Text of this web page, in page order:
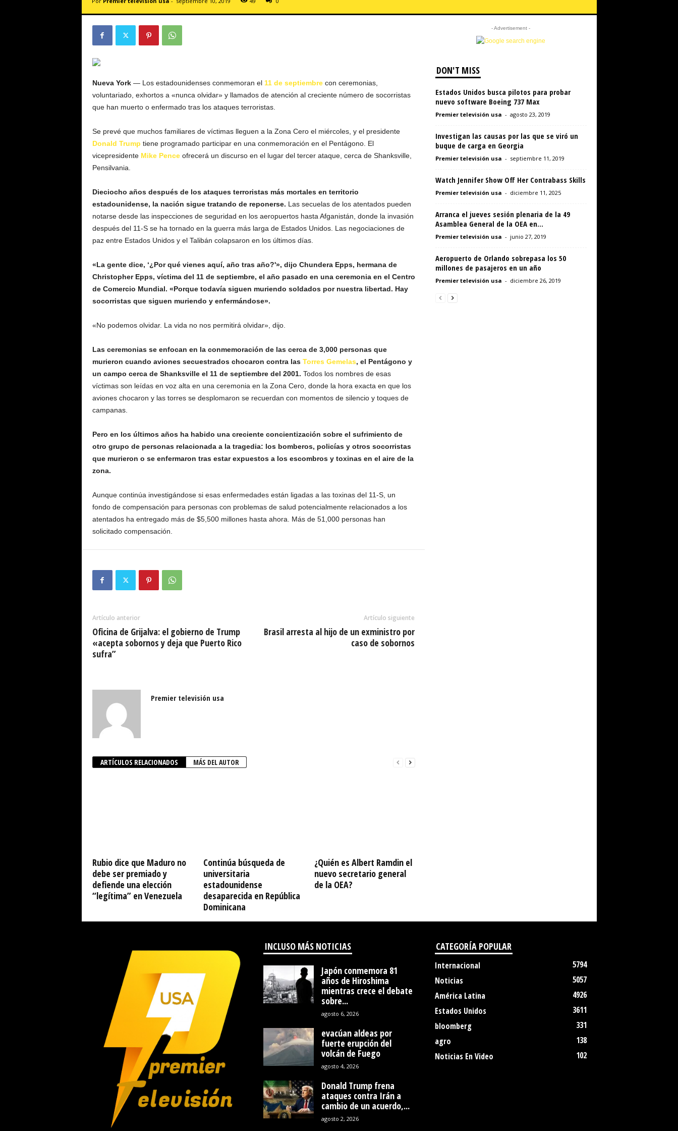
Nueva York— Los estadounidenses conmemoran el 11 de septiembrecon ceremonias,
voluntariado, exhortos a «nunca olvidar» y llamados de atención al creciente número de socorristas
que han muerto o enfermado tras los ataques terroristas.
Se prevé que muchos familiares de víctimas lleguen a la Zona Cero el miércoles, y el presidente
Donald Trump tiene programado participar en una conmemoración en el Pentágono. El
vicepresidente Mike Penceofrecerá un discurso en el lugar del tercer ataque, cerca de Shanksville,
Pensilvania.
Dieciocho años después de los ataques terroristas más mortales en territorio
estadounidense, la nación sigue tratando de reponerse. Las secuelas de los atentados pueden
notarse desde las inspecciones de seguridad en los aeropuertos hasta Afganistán, donde la invasión
después del 11-S se ha tornado en la guerra más larga de Estados Unidos. Las negociaciones de
paz entre Estados Unidos y el Talibán colapsaron en los últimos días.
«La gente dice, ‘¿Por qué vienes aquí, año tras año?'», dijo Chundera Epps, hermana de
Christopher Epps, víctima del 11 de septiembre, el año pasado en una ceremonia en el Centro
de Comercio Mundial. «Porque todavía siguen muriendo soldados por nuestra libertad. Hay
socorristas que siguen muriendo y enfermándose».
«No podemos olvidar. La vida no nos permitirá olvidar», dijo.
Las ceremonias se enfocan en la conmemoración de las cerca de 3,000 personas que
murieron cuando aviones secuestrados chocaron contra las Torres Gemelas, el Pentágono y
un campo cerca de Shanksville el 11 de septiembre del 2001. Todos los nombres de esas
víctimas son leídas en voz alta en una ceremonia en la Zona Cero, donde la hora exacta en que los
aviones chocaron y las torres se desplomaron se recuerdan con momentos de silencio y toques de
campanas.
Pero en los últimos años ha habido una creciente concientización sobre el sufrimiento de
otro grupo de personas relacionada a la tragedia: los bomberos, policías y otros socorristas
que murieron o se enfermaron tras estar expuestos a los escombros y toxinas en el aire de la
zona.
Aunque continúa investigándose si esas enfermedades están ligadas a las toxinas del 11-S, un
fondo de compensación para personas con problemas de salud potencialmente relacionados a los
atentados ha entregado más de $5,500 millones hasta ahora. Más de 51,000 personas han
solicitado compensación.
Artículo anterior
Oficina de Grijalva: el gobierno de Trump
«acepta sobornos y deja que Puerto Rico
sufra”
Artículo siguiente
Brasil arresta al hijo de un exministro por
caso de sobornos
Premier televisión usa
ARTÍCULOS RELACIONADOS MÁS DEL AUTOR
Rubio dice que Maduro no
debe ser premiado y
defiende una elección
“legítima” en Venezuela
Continúa búsqueda de
universitaria
estadounidense
desaparecida en República
Dominicana
¿Quién es Albert Ramdin el
nuevo secretario general
de la OEA?
- Advertisement -
DON'T MISS
Estados Unidos busca pilotos para probar
nuevo software Boeing 737 Max
Premier televisión usa - agosto 23, 2019
Investigan las causas por las que se viró un
buque de carga en Georgia
Premier televisión usa - septiembre 11, 2019
Watch Jennifer Show Off Her Contrabass Skills
Premier televisión usa - diciembre 11, 2025
Arranca el jueves sesión plenaria de la 49
Asamblea General de la OEA en...
Premier televisión usa - junio 27, 2019
Aeropuerto de Orlando sobrepasa los 50
millones de pasajeros en un año
Premier televisión usa - diciembre 26, 2019
INCLUSO MÁS NOTICIAS
Japón conmemora 81
años de Hiroshima
mientras crece el debate
sobre...
agosto 6, 2026
evacúan aldeas por
fuerte erupción del
volcán de Fuego
agosto 4, 2026
Donald Trump frena
ataques contra Irán a
cambio de un acuerdo,...
agosto 2, 2026
CATEGORÍA POPULAR
Internacional
5794
Noticias
5057
América Latina
4926
Estados Unidos
3611
bloomberg
331
agro
138
Noticias En Video
102